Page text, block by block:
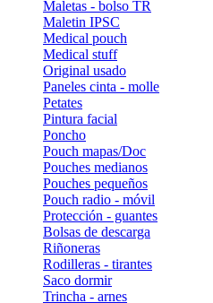
Maletas - bolso TR
Maletin IPSC
Medical pouch
Medical stuff
Original usado
Paneles cinta - molle
Petates
Pintura facial
Poncho
Pouch mapas/Doc
Pouches medianos
Pouches pequeños
Pouch radio - móvil
Protección - guantes
Bolsas de descarga
Riñoneras
Rodilleras - tirantes
Saco dormir
Trincha - arnes